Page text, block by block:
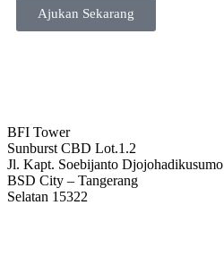
Ajukan Sekarang
BFI Tower
Sunburst CBD Lot.1.2
Jl. Kapt. Soebijanto Djojohadikusumo
BSD City – Tangerang
Selatan 15322